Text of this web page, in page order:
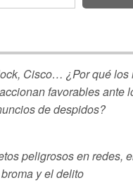
Cisco… ¿Por qué los
favorables ante
de despidos?
peligrosos en redes,
y el delito